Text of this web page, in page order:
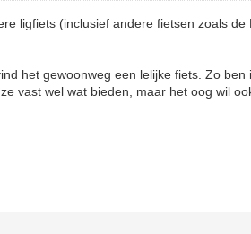
ligfiets (inclusief andere fietsen zoals de
het gewoonweg een lelijke fiets. Zo
vast wel wat bieden, maar het oog wil